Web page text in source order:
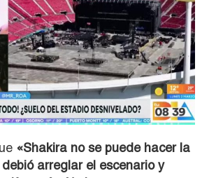
«Shakira no se puede hacer la
debió arreglar el escenario y